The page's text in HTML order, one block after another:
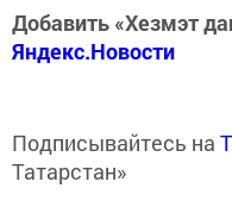
Добавить «Хезмэт
Яндекс.Новости
Подписывайтесь на
Татарстан»